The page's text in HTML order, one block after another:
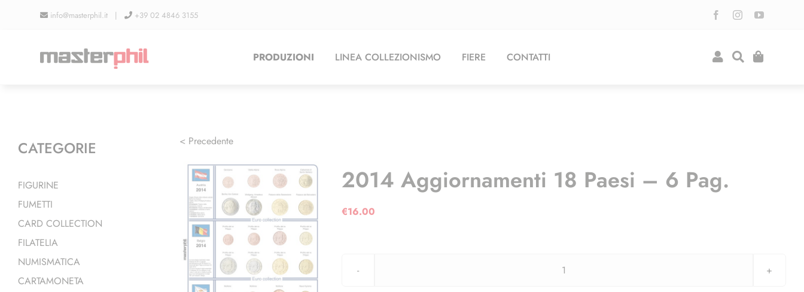
info@masterphil.it | +39 02 4846 3155
PRODUZIONI LINEA COLLEZIONISMO FIERE CONTATTI
< Precedente
2014 Aggiornamenti 18 Paesi – 6 Pag.
€16.00
2014
CATEGORIE
FIGURINE
FUMETTI
CARD COLLECTION
FILATELIA
NUMISMATICA
CARTAMONETA